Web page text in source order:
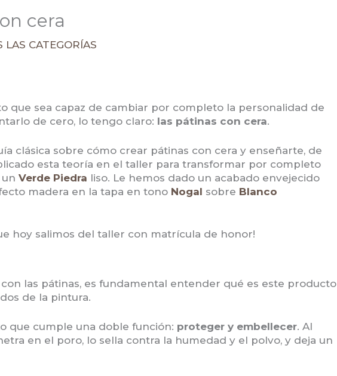
cera
LAS CATEGORÍAS
que sea capaz de cambiar por completo la personalidad de
de cero, lo tengo claro: las pátinas con cera.
clásica sobre cómo crear pátinas con cera y enseñarte, de
esta teoría en el taller para transformar por completo
Verde Piedra liso. Le hemos dado un acabado envejecido
madera en la tapa en tono Nogal sobre Blanco
hoy salimos del taller con matrícula de honor!
las pátinas, es fundamental entender qué es este producto
de la pintura.
que cumple una doble función: proteger y embellecer. Al
en el poro, lo sella contra la humedad y el polvo, y deja un